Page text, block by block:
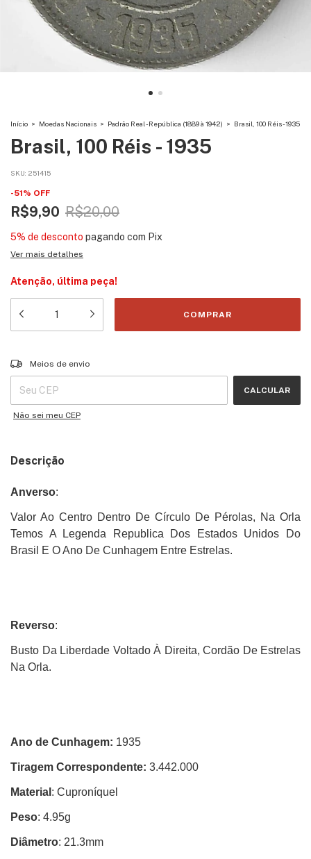
Início > Moedas Nacionais > Padrão Real - República (1889 à 1942) > Brasil, 100 Réis - 1935
Brasil, 100 Réis - 1935
SKU: 251415
-51% OFF
R$9,90 R$20,00
5% de desconto pagando com Pix
Ver mais detalhes
Atenção, última peça!
Entregas para o CEP:
Meios de envio
CALCULAR
Não sei meu CEP
Descrição
Anverso:
Valor Ao Centro Dentro De Círculo De Pérolas, Na Orla
Temos A Legenda Republica Dos Estados Unidos Do
Brasil E O Ano De Cunhagem Entre Estrelas.
Reverso:
Busto Da Liberdade Voltado À Direita, Cordão De Estrelas
Na Orla.
Ano de Cunhagem: 1935
Tiragem Correspondente: 3.442.000
Material : Cuproníquel
Peso: 4.95g
Diâmetro: 21.3mm